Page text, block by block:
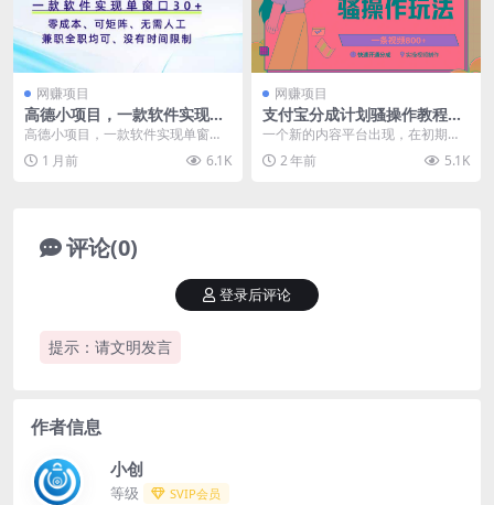
网赚项目
高德小项目，一款软件实现单
窗口+、零成本、可矩阵、零
间限制
高德小项目，一款软件实现单窗口
+、零成本、可矩阵、零人工、兼职
全职均可、没有时间...
1 月前 6.1K
网赚项目
支付宝分成计划骚操作教程，
一条视频800+，快速开通分成
一个新的内容平台出现，在初期都
是属于一个混沌期，这个候相当于
一个小风口，平台对内...
2 年前 5.1K
评论(0)
提示：请文明发言
登录后评论
作者信息
小创
等级 SVIP会员